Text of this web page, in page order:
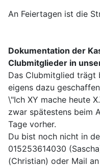
An Feiertagen ist die
Dokumentation der
Clubmitglieder in
Das Clubmitglied trägt
eigens dazu
\"Ich XY mache heute
zwar spätestens beim
Tage vorher.
Du bist noch nicht in
015253614030
(Christian) oder Mail